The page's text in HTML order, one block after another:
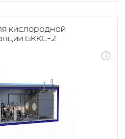
кислородной
БККС-2